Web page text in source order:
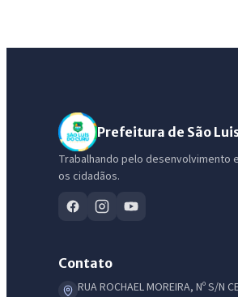
Prefeitura de São
Trabalhando pelo desenvolvimento
os cidadãos.
Contato
RUA ROCHAEL MOREIRA, Nº S/N